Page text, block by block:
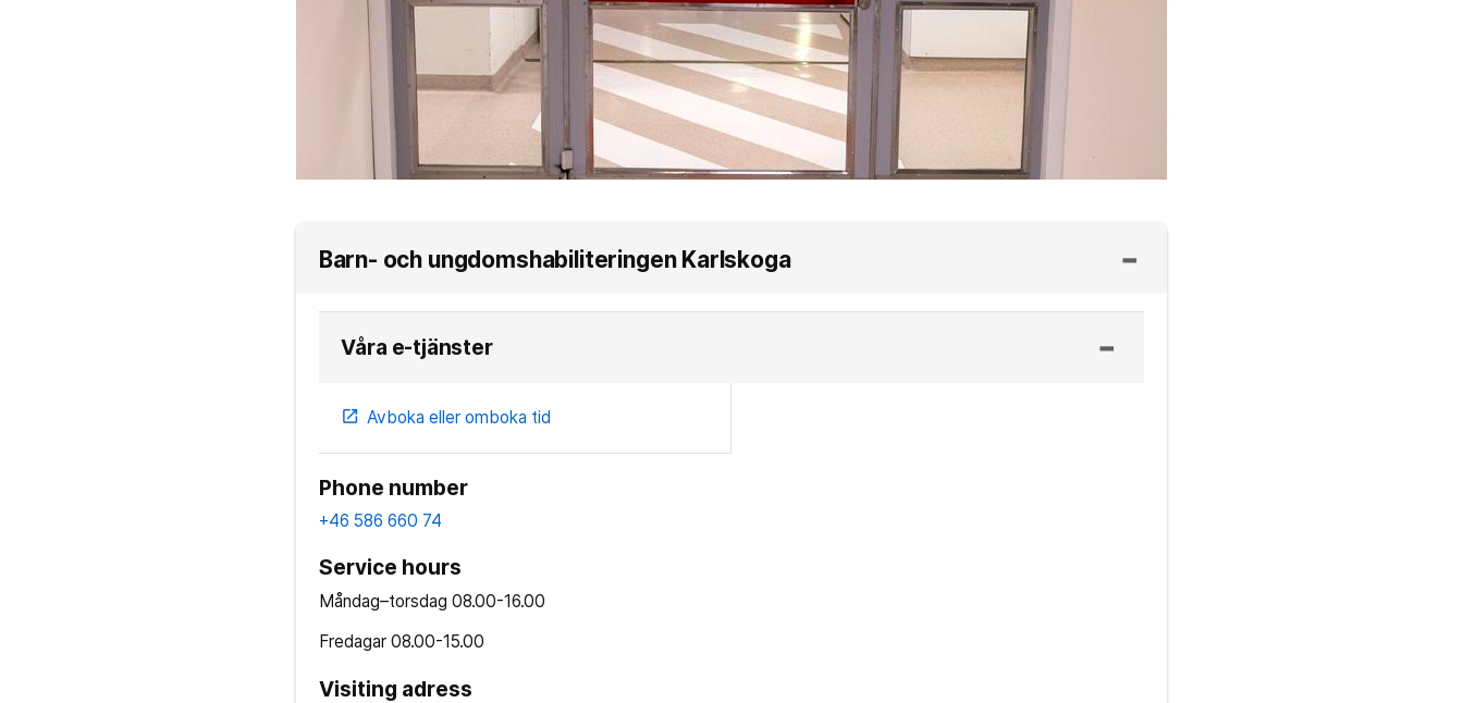
Barn- och ungdomshabiliteringen Karlskoga
Våra e-tjänster
open_in_new Avboka eller omboka tid
Phone number
+46 586 660 74
Service hours
Måndag–torsdag 08.00-16.00
Fredagar08.00-15.00
Visiting adress